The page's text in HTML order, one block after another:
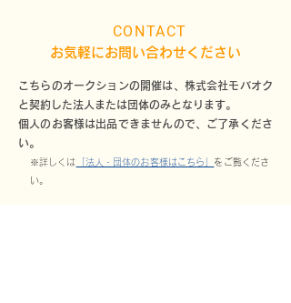
CONTACT
お気軽にお問い合わせください
こちらのオークションの開催は、株式会社モバオク
と契約した法人または団体のみとなります。
個人のお客様は出品できませんので、ご了承くださ
い。
※詳しくは 「法人・団体のお客様はこちら」 をご覧くださ
い。